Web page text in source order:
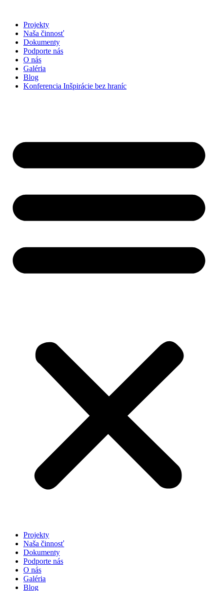
obsah
Projekty
Naša činnosť
Dokumenty
Podporte nás
O nás
Galéria
Blog
Konferencia Inšpirácie bez hraníc
Projekty
Naša činnosť
Dokumenty
Podporte nás
O nás
Galéria
Blog